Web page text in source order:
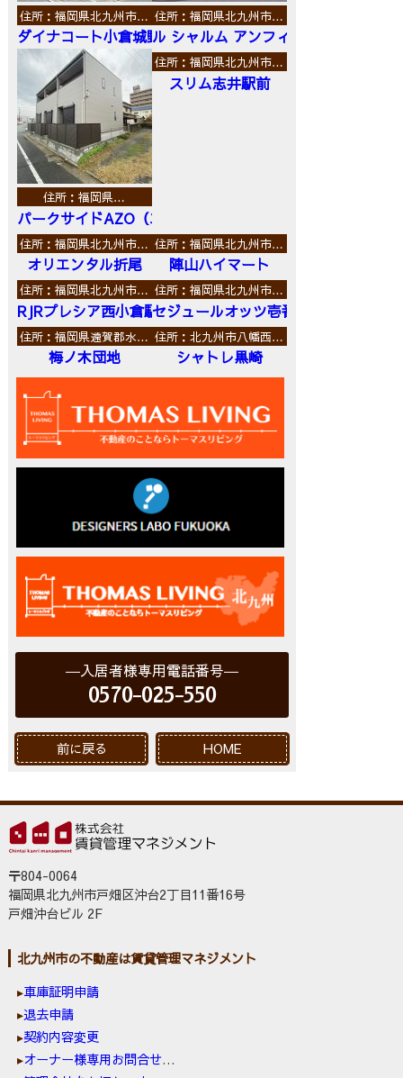
住所：福岡県北九州市…
ダイナコート小倉城野
住所：福岡県北九州市…
ル シャルム アンフィニ
住所：福岡県…
パークサイドAZO（エーゼットオー）
住所：福岡県北九州市…
スリム志井駅前
住所：福岡県北九州市…
オリエンタル折尾
住所：福岡県北九州市…
陣山ハイマート
住所：福岡県北九州市…
RJRプレシア西小倉駅前
住所：福岡県北九州市…
セジュールオッツ壱番館
住所：福岡県遠賀郡水…
梅ノ木団地
住所：北九州市八幡西…
シャトレ黒崎
入居者様専用電話番号
0570-025-550
前に戻る HOME
〒804-0064
福岡県北九州市戸畑区沖台2丁目11番16号
戸畑沖台ビル 2F
北九州市の不動産は賃貸管理マネジメント
車庫証明申請
退去申請
契約内容変更
オーナー様専用お問合せ窓口